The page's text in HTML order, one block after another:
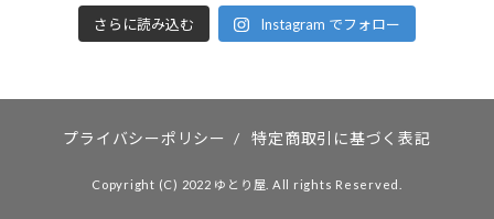
さらに読み込む Instagram でフォロー
プライバシーポリシー / 特定商取引に基づく表記
Copyright (C) 2022 ゆとり屋. All rights Reserved.